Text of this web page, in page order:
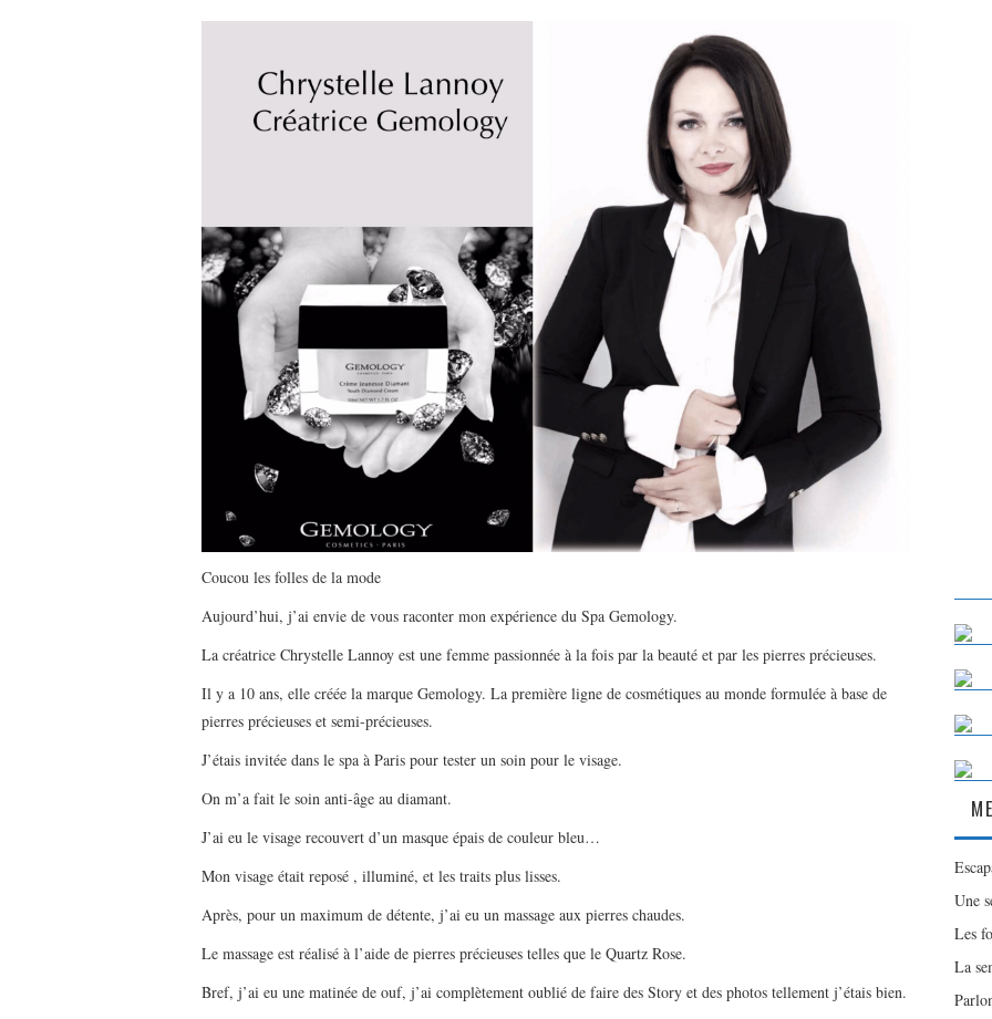
Coucou les folles de la mode
Aujourd’hui, j’ai envie de vous raconter mon expérience du Spa Gemology.
La créatrice Chrystelle Lannoy est une femme passionnée à la fois par la beauté et par les pierres précieuses.
Il y a 10 ans, elle créée la marque Gemology. La première ligne de cosmétiques au monde formulée à base de
pierres précieuses et semi-précieuses.
J’étais invitée dans le spa à Paris pour tester un soin pour le visage.
On m’a fait le soin anti-âge au diamant.
J’ai eu le visage recouvert d’un masque épais de couleur bleu…
Mon visage était reposé , illuminé, et les traits plus lisses.
Après, pour un maximum de détente, j’ai eu un massage aux pierres chaudes.
Le massage est réalisé à l’aide de pierres précieuses telles que le Quartz Rose.
Bref, j’ai eu une matinée de ouf, j’ai complètement oublié de faire des Story et des photos tellement j’étais bien.
Une
Les
La